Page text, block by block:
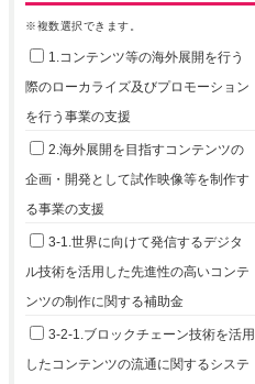
※複数選択できます。
1.コンテンツ等の海外展開を行う
際のローカライズ及びプロモーション
を行う事業の支援
2.海外展開を目指すコンテンツの
企画・開発として試作映像等を制作す
る事業の支援
3-1.世界に向けて発信するデジタ
ル技術を活用した先進性の高いコンテ
ンツの制作に関する補助金
3-2-1.ブロックチェーン技術を活用
したコンテンツの流通に関するシステ